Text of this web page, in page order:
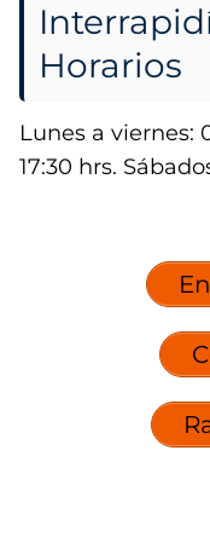
Horarios
Lunes a viernes:
17:30 hrs.